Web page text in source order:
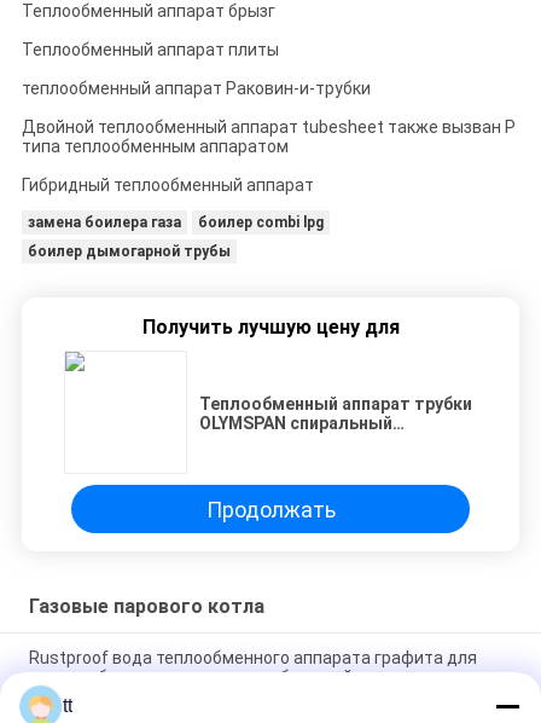
Теплообменный аппарат брызг
Теплообменный аппарат плиты
теплообменный аппарат Раковин-и-трубки
Двойной теплообменный аппарат tubesheet также вызван P
типа теплообменным аппаратом
Гибридный теплообменный аппарат
замена боилера газа
боилер combi lpg
боилер дымогарной трубы
Получить лучшую цену для
Теплообменный аппарат трубки
OLYMSPAN спиральный
угля
Продолжать
Газовые парового котла
Rustproof вода теплообменного аппарата графита для
того чтобы проветрить теплообменный аппарат
противотечения
tt